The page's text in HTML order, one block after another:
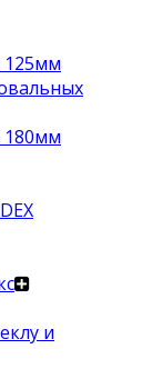
125мм
180мм
и